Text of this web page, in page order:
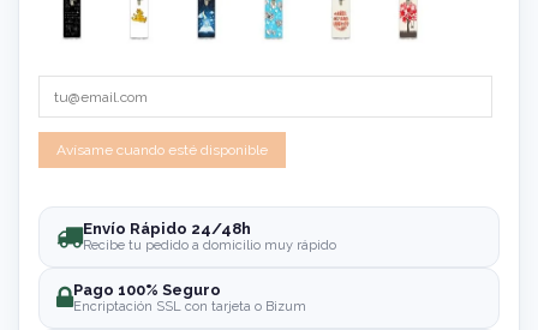
Envío Rápido 24/48h
Recibe tu pedido a domicilio muy rápido
Pago 100% Seguro
Encriptación SSL con tarjeta o Bizum